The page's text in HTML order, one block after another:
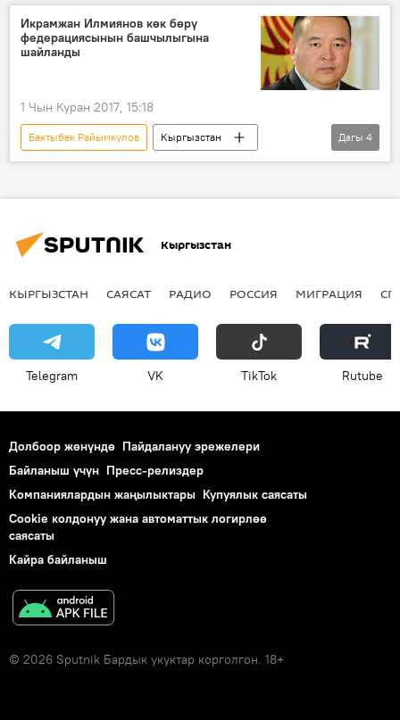
Икрамжан Илмиянов көк бөрү
федерациясынын башчылыгына
шайланды
1 Чын Куран 2017, 15:18
Бактыбек Райымкулов
Кыргызстан
Жаңылыктар
Саясат
Дагы 4
Кыргызстан
КЫРГЫЗСТАН САЯСАТ РАДИО РОССИЯ МИГРАЦИЯ
Telegram VK ТikТоk Rutube
Долбоор жөнүндө Пайдалануу эрежелери
Байланыш үчүн Пресс-релиздер
Компаниялардын жаңылыктары Купуялык саясаты
Cookie колдонуу жана автоматтык логирлөө
саясаты
Кайра байланыш
© 2026 Sputnik Бардык укуктар корголгон. 18+